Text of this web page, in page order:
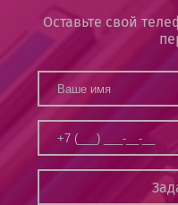
Оставьте свой